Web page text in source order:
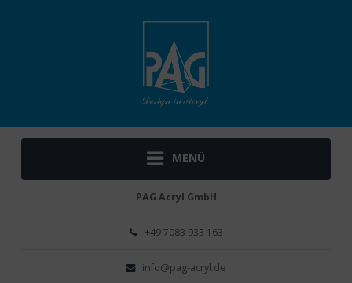
MENÜ
PAG Acryl GmbH
+49 ­7083 933 163
info@pag-acryl.de